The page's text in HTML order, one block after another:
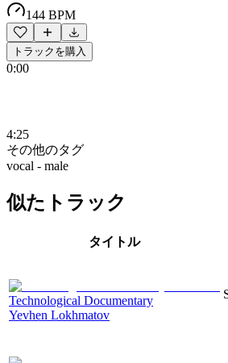
144 BPM
トラックを購入
0:00
4:25
その他のタグ
vocal - male
似たトラック
タイトル
Technological Documentary
Yevhen Lokhmatov